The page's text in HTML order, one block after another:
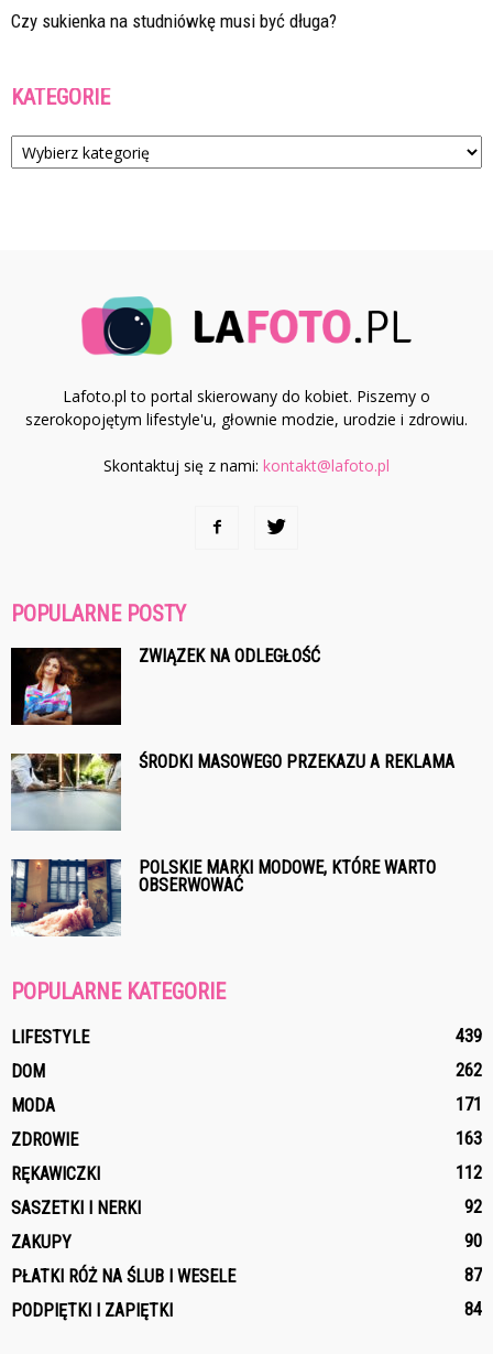
Czy sukienka na studniówkę musi być długa?
KATEGORIE
Kategorie
Lafoto.pl to portal skierowany do kobiet. Piszemy o
szerokopojętym lifestyle'u, głownie modzie, urodzie i zdrowiu.
Skontaktuj się z nami: kontakt@lafoto.pl
POPULARNE POSTY
ZWIĄZEK NA ODLEGŁOŚĆ
ŚRODKI MASOWEGO PRZEKAZU A REKLAMA
POLSKIE MARKI MODOWE, KTÓRE WARTO
OBSERWOWAĆ
POPULARNE KATEGORIE
LIFESTYLE
439
DOM
262
MODA
171
ZDROWIE
163
RĘKAWICZKI
112
SASZETKI I NERKI
92
ZAKUPY
90
PŁATKI RÓŻ NA ŚLUB I WESELE
87
PODPIĘTKI I ZAPIĘTKI
84